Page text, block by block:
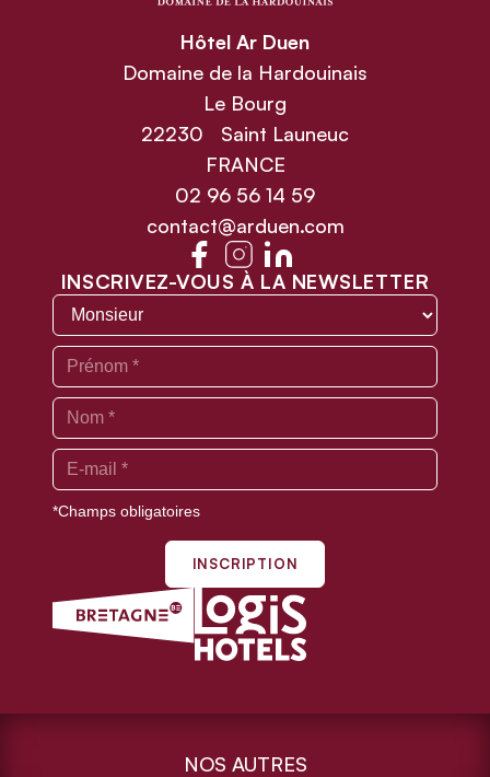
Hôtel Ar Duen
Domaine de la Hardouinais
Le Bourg
22230 Saint Launeuc
FRANCE
02 96 56 14 59
contact@arduen.com
INSCRIVEZ-VOUS À LA NEWSLETTER
*Champs obligatoires
INSCRIPTION
NOS AUTRES